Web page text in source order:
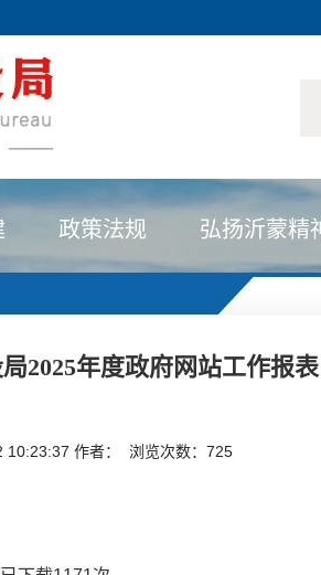
政策法规 弘扬沂蒙精
2025年度政府网站工作报表
作者： 浏览次数： 725